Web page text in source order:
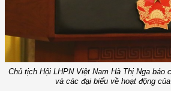
Chủ tịch Hội LHPN Việt Nam Hà Thị Nga báo
và các đại biểu về hoạt động